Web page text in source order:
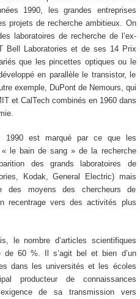
1990, les grandes entreprises
projets de recherche ambitieux. On
laboratoires de recherche de l’ex-
Bell Laboratories et de ses 14 Prix
que les pincettes optiques ou le
en parallèle le transistor, le
exemple, DuPont de Nemours, qui
et CalTech combinés en 1960 dans
1990 est marqué par ce que les
le bain de sang » de la recherche
des grands laboratoires de
Kodak, General Electric) mais
des moyens des chercheurs de
recentrage vers des activités plus
le nombre d’articles scientifiques
de 60 %. Il s’agit bel et bien d’un
dans les universités et les écoles
producteur de connaissances
de sa transmission vers